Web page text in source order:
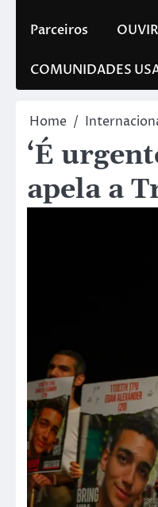
Parceiros
COMUNIDADES
Home
‘É
apela a